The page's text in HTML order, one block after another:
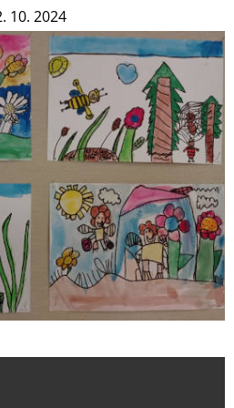
10. 2024